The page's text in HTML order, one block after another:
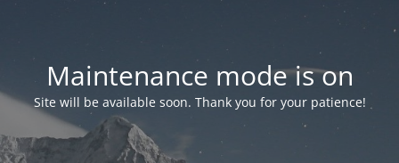
Maintenance mode is on
Site will be available soon. Thank you for your patience!